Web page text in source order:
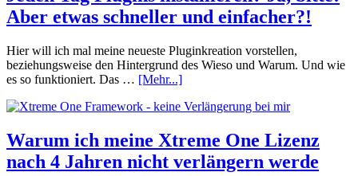
Aber etwas schneller und einfacher?!
Hier will ich mal meine neueste Pluginkreation vorstellen,
beziehungsweise den Hintergrund des Wieso und Warum. Und wie
es so funktioniert. Das … [Mehr...]
Warum ich meine Xtreme One Lizenz
nach 4 Jahren nicht verlängern werde